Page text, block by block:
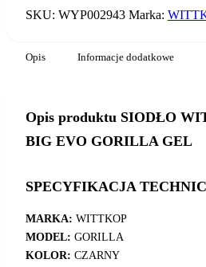
SKU: WYP002943 Marka:
Opis Informacje dodatkowe
Opis produktu SIODŁO
BIG EVO GORILLA GEL
SPECYFIKACJA
MARKA: WITTKOP
MODEL: GORILLA
KOLOR: CZARNY